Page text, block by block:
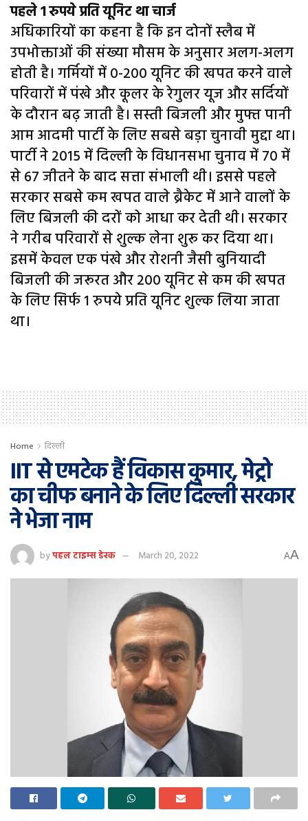
पहले 1 रुपये प्रति यूनिट था चार्ज
अधिकारियों का कहना है कि इन दोनों स्लैब में
उपभोक्ताओं की संख्या मौसम के अनुसार अलग-अलग
होती है। गर्मियों में 0-200 यूनिट की खपत करने वाले
परिवारों में पंखे और कूलर के रेगुलर यूज और सर्दियों
के दौरान बढ़ जाती है। सस्ती बिजली और मुफ्त पानी
आम आदमी पार्टी के लिए सबसे बड़ा चुनावी मुद्दा था।
पार्टी ने 2015 में दिल्ली के विधानसभा चुनाव में 70 में
से 67 जीतने के बाद सत्ता संभाली थी। इससे पहले
सरकार सबसे कम खपत वाले ब्रैकेट में आने वालों के
लिए बिजली की दरों को आधा कर देती थी। सरकार
ने गरीब परिवारों से शुल्क लेना शुरू कर दिया था।
इसमें केवल एक पंखे और रोशनी जैसी बुनियादी
बिजली की जरूरत और 200 यूनिट से कम की खपत
के लिए सिर्फ 1 रुपये प्रति यूनिट शुल्क लिया जाता
था।
Home दिल्ली
IIT से एमटेक हैं विकास कुमार, मेट्रो
का चीफ बनाने के लिए दिल्ली सरकार
ने भेजा नाम
byपहल टाइम्स डेस्क March 20, 2022 AA